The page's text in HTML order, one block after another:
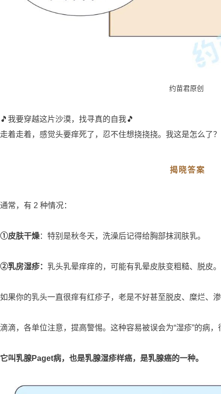
约苗君原创
🎵我要穿越这片沙漠，找寻真的自我🎵
走着走着，感觉头要痒死了，忍不住想挠挠挠。我这是怎么了
揭晓答案
通常，有 2 种情况：
①皮肤干燥：特别是秋冬天，洗澡后记得给胸部抹润肤乳。
②乳房湿疹： 乳头乳晕痒痒的，可能有乳晕皮肤变粗糙、脱皮
如果你的乳头一直很痒有红疹子，老是不好甚至脱皮、糜烂、
滴滴，各单位注意，提高警惕。这种容易被误会为“湿疹”的病
它叫乳腺Paget病，也是乳腺湿疹样癌，是乳腺癌的一种。